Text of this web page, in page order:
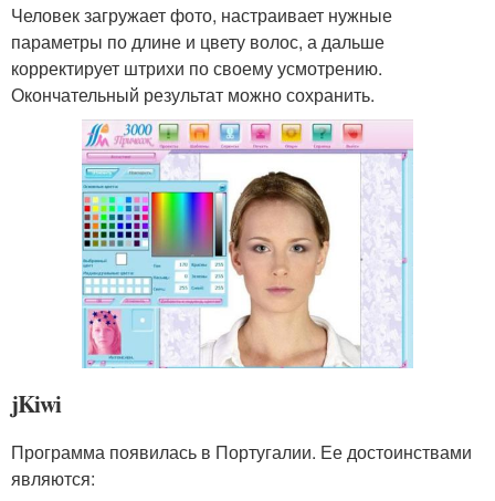
Человек загружает фото, настраивает нужные
параметры по длине и цвету волос, а дальше
корректирует штрихи по своему усмотрению.
Окончательный результат можно сохранить.
jKiwi
Программа появилась в Португалии. Ее достоинствами
являются: